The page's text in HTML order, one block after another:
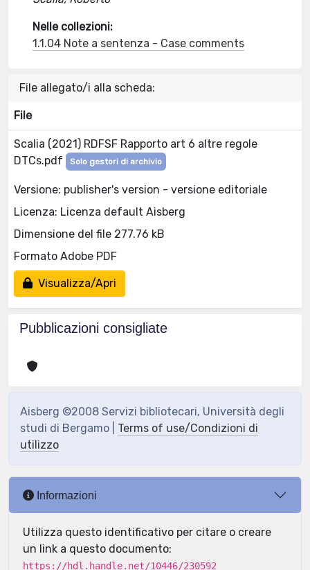
Nelle collezioni:
1.1.04 Note a sentenza - Case comments
File allegato/i alla scheda:
File
Scalia (2021) RDFSF Rapporto art 6 altre regole
DTCs.pdf
Solo gestori di archivio
Versione: publisher's version - versione editoriale
Licenza: Licenza default Aisberg
Dimensione del file 277.76 kB
Formato Adobe PDF
Visualizza/Apri
Pubblicazioni consigliate
Aisberg ©2008 Servizi bibliotecari, Università degli
studi di Bergamo | Terms of use/Condizioni di
utilizzo
Informazioni
Utilizza questo identificativo per citare o creare
un link a questo documento:
https://hdl.handle.net/10446/230592